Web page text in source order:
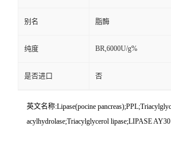
别名 脂酶
纯度 BR,6000U/g%
是否进口 否
英文名称:Lipase(pocine
acylhydrolase;Triacylglycerol lipase;LIPASE AY30